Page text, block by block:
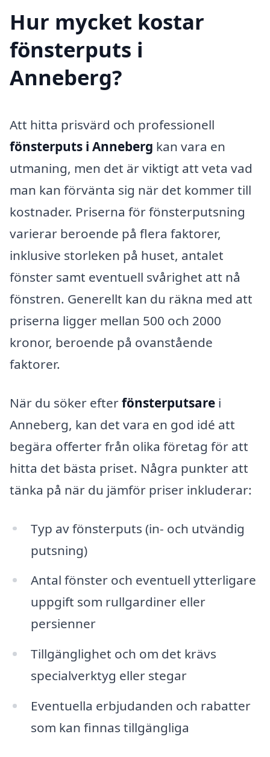
Hur mycket kostar
fönsterputs i
Anneberg?
Att hitta prisvärd och professionell
fönsterputs i Anneberg kan vara en
utmaning, men det är viktigt att veta vad
man kan förvänta sig när det kommer till
kostnader. Priserna för fönsterputsning
varierar beroende på flera faktorer,
inklusive storleken på huset, antalet
fönster samt eventuell svårighet att nå
fönstren. Generellt kan du räkna med att
priserna ligger mellan 500 och 2000
kronor, beroende på ovanstående
faktorer.
När du söker efterfönsterputsare i
Anneberg, kan det vara en god idé att
begära offerter från olika företag för att
hitta det bästa priset. Några punkter att
tänka på när du jämför priser inkluderar:
Typ av fönsterputs (in- och utvändig
putsning)
Antal fönster och eventuell ytterligare
uppgift som rullgardiner eller
persienner
Tillgänglighet och om det krävs
specialverktyg eller stegar
Eventuella erbjudanden och rabatter
som kan finnas tillgängliga